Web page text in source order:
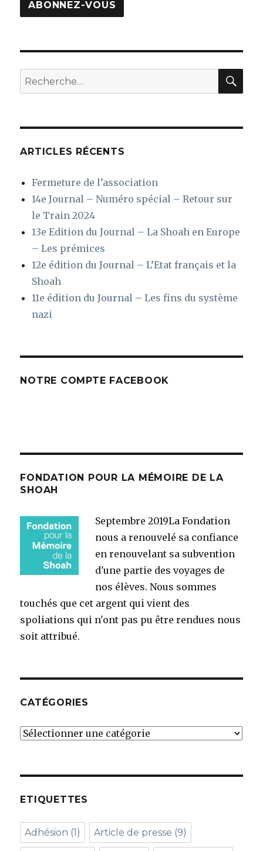
ABONNEZ-VOUS
Recherche
pour
ARTICLES RÉCENTS
Fermeture de l’association
14e Journal – Numéro spécial – Retour sur
le Train 2024
13e Edition du Journal – La Shoah en Europe
– Les prémices
12e édition du Journal – L’Etat français et la
Shoah
11e édition du Journal – Les fins du système
nazi
NOTRE COMPTE FACEBOOK
FONDATION POUR LA MÉMOIRE DE LA
SHOAH
Septembre 2019La Fondation
nous a renouvelé sa confiance
en renouvelant sa subvention
d'une partie des voyages de
nos élèves. Nous sommes
touchés que cet argent qui vient des
spoliations qui n'ont pas pu être rendues nous
soit attribué.
CATÉGORIES
Catégories
ETIQUETTES
Adhésion (1) Article de presse (9)